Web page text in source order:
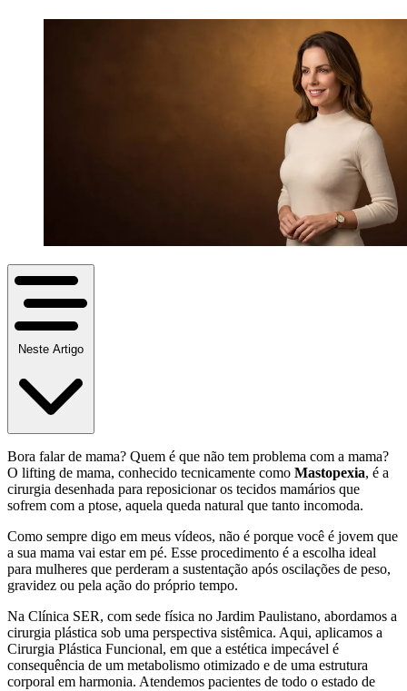
Neste Artigo
Bora falar de mama? Quem é que não tem problema com a mama?
O lifting de mama, conhecido tecnicamente como Mastopexia, é a
cirurgia desenhada para reposicionar os tecidos mamários que
sofrem com a ptose, aquela queda natural que tanto incomoda.
Como sempre digo em meus vídeos, não é porque você é jovem que
a sua mama vai estar em pé. Esse procedimento é a escolha ideal
para mulheres que perderam a sustentação após oscilações de peso,
gravidez ou pela ação do próprio tempo.
Na Clínica SER, com sede física no Jardim Paulistano, abordamos a
cirurgia plástica sob uma perspectiva sistêmica. Aqui, aplicamos a
Cirurgia Plástica Funcional, em que a estética impecável é
consequência de um metabolismo otimizado e de uma estrutura
corporal em harmonia. Atendemos pacientes de todo o estado de